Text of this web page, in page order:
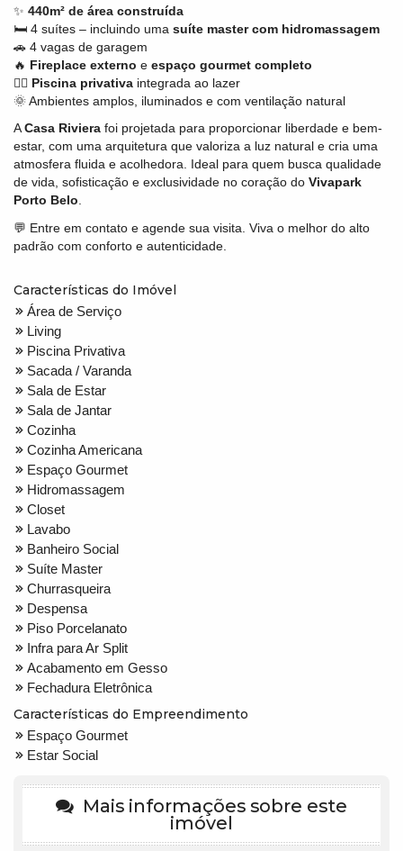
✨ 440m² de área construída
🛏️ 4 suítes – incluindo uma suíte master com hidromassagem
🚗 4 vagas de garagem
🔥 Fireplace externo e espaço gourmet completo
🏊‍♂️ Piscina privativa integrada ao lazer
🌞 Ambientes amplos, iluminados e com ventilação natural
ACasa Riviera foi projetada para proporcionar liberdade e bem-
estar, com uma arquitetura que valoriza a luz natural e cria uma
atmosfera fluida e acolhedora. Ideal para quem busca qualidade
de vida, sofisticação e exclusividade no coração do Vivapark
Porto Belo
💬 Entre em contato e agende sua visita. Viva o melhor do alto
padrão com conforto e autenticidade.
Características do Imóvel
Área de Serviço
Living
Piscina Privativa
Sacada / Varanda
Sala de Estar
Sala de Jantar
Cozinha
Cozinha Americana
Espaço Gourmet
Hidromassagem
Closet
Lavabo
Banheiro Social
Suíte Master
Churrasqueira
Despensa
Piso Porcelanato
Infra para Ar Split
Acabamento em Gesso
Fechadura Eletrônica
Características do Empreendimento
Espaço Gourmet
Estar Social
Mais informações sobre este
imóvel